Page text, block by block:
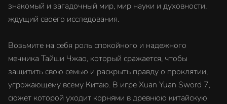
знакомый и загадочный мир, мир науки и духовности,
ждущий своего исследования.
Возьмите на себя роль спокойного и надежного
мечника Тайши Чжао, который сражается, чтобы
защитить свою семью и раскрыть правду о проклятии,
угрожающему всему Китаю. В игре Xuan Yuan Sword 7,
сюжет которой уходит корнями в древнюю китайскую